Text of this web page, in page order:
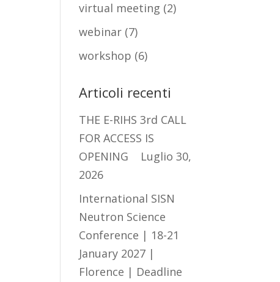
virtual meeting (2)
webinar (7)
workshop (6)
Articoli recenti
THE E-RIHS 3rd CALL
FOR ACCESS IS
OPENING
Luglio 30,
2026
International SISN
Neutron Science
Conference | 18-21
January 2027 |
Florence | Deadline